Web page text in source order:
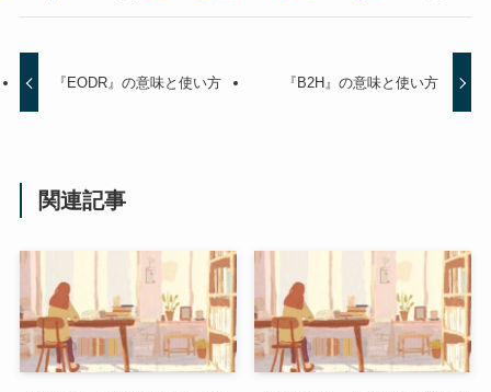
『EODR』の意味と使い方 『B2H』の意味と使い方
関連記事